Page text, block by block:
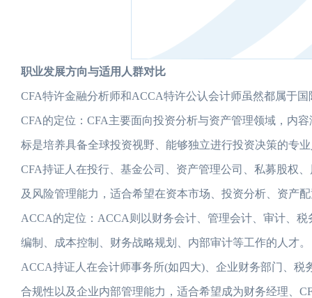
职业发展方向与适用人群对比
CFA特许金融分析师和ACCA特许公认会计师虽然都属于
CFA的定位：CFA主要面向投资分析与资产管理领域，内
标是培养具备全球投资视野、能够独立进行投资决策的专
CFA持证人在投行、基金公司、资产管理公司、私募股权
及风险管理能力，适合希望在资本市场、投资分析、资产
ACCA的定位：ACCA则以财务会计、管理会计、审计、
编制、成本控制、财务战略规划、内部审计等工作的人才。
ACCA持证人在会计师事务所(如四大)、企业财务部门、
合规性以及企业内部管理能力，适合希望成为财务经理、